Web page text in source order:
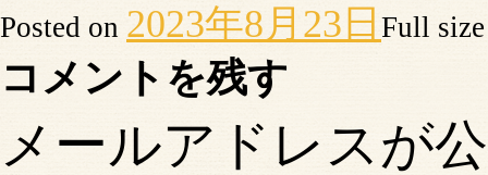
Posted on 2023年8月23日 Full
コメントを残す
メールアドレスが